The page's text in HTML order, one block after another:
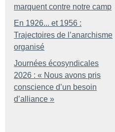
marquent contre notre camp
En 1926... et 1956 :
Trajectoires de l’anarchisme
organisé
Journées écosyndicales
2026 : « Nous avons pris
conscience d’un besoin
d’alliance »